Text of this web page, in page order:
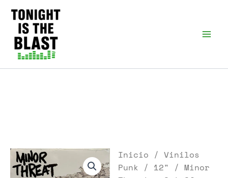
contenido
Inicio /Vinilos
Punk / 12" / Minor